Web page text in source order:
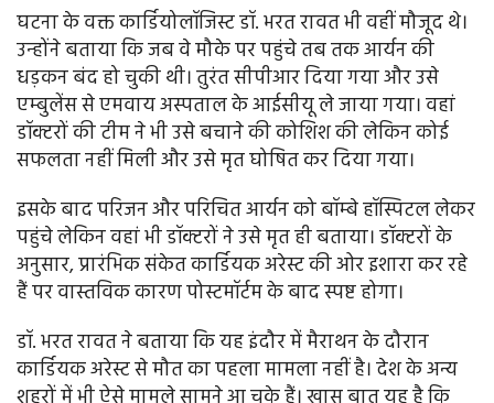
घटना के वक्त कार्डियोलॉजिस्ट डॉ. भरत रावत भी वहीं मौजूद थे।
उन्होंने बताया कि जब वे मौके पर पहुंचे तब तक आर्यन की
धड़कन बंद हो चुकी थी। तुरंत सीपीआर दिया गया और उसे
एम्बुलेंस से एमवाय अस्पताल के आईसीयू ले जाया गया। वहां
डॉक्टरों की टीम ने भी उसे बचाने की कोशिश की लेकिन कोई
सफलता नहीं मिली और उसे मृत घोषित कर दिया गया।
इसके बाद परिजन और परिचित आर्यन को बॉम्बे हॉस्पिटल लेकर
पहुंचे लेकिन वहां भी डॉक्टरों ने उसे मृत ही बताया। डॉक्टरों के
अनुसार, प्रारंभिक संकेत कार्डियक अरेस्ट की ओर इशारा कर रहे
हैं पर वास्तविक कारण पोस्टमॉर्टम के बाद स्पष्ट होगा।
डॉ. भरत रावत ने बताया कि यह इंदौर में मैराथन के दौरान
कार्डियक अरेस्ट से मौत का पहला मामला नहीं है। देश के अन्य